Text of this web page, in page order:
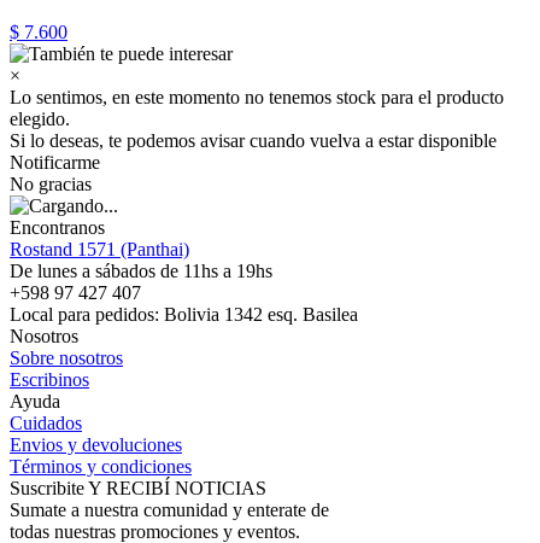
$ 7.600
×
Lo sentimos, en este momento no tenemos stock para el producto
elegido.
Si lo deseas, te podemos avisar cuando vuelva a estar disponible
Notificarme
No gracias
Encontranos
Rostand 1571 (Panthai)
De lunes a sábados de 11hs a 19hs
+598 97 427 407
Local para pedidos: Bolivia 1342 esq. Basilea
Nosotros
Sobre nosotros
Escribinos
Ayuda
Cuidados
Envios y devoluciones
Términos y condiciones
Suscribite Y RECIBÍ NOTICIAS
Sumate a nuestra comunidad y enterate de
todas nuestras promociones y eventos.